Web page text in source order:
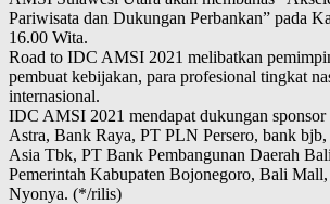
Pariwisata dan Dukungan Perbankan” pada
16.00 Wita.
Road to IDC AMSI 2021 melibatkan
pembuat kebijakan, para profesional tingkat
internasional.
IDC AMSI 2021 mendapat dukungan
Astra, Bank Raya, PT PLN Persero, bank
Asia Tbk, PT Bank Pembangunan Daerah
Pemerintah Kabupaten Bojonegoro, Bali
Nyonya. (*/rilis)